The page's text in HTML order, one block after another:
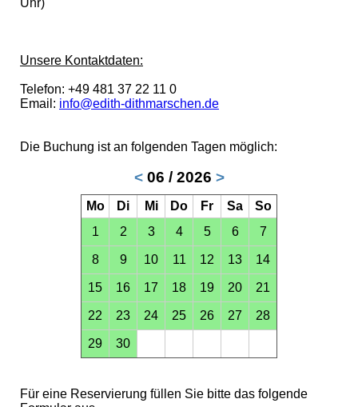
Uhr)
Unsere Kontaktdaten:
Telefon: +49 481 37 22 11 0
Email: info@edith-dithmarschen.de
Die Buchung ist an folgenden Tagen möglich:
<06 / 2026 >
Mo Di Mi Do Fr Sa
So
1
2 3 4 5 6 7
8 9 10 11 12 13 14
15 16 17 18 19 20 21
22 23 24 25 26 27 28
29 30
Für eine Reservierung füllen Sie bitte das folgende